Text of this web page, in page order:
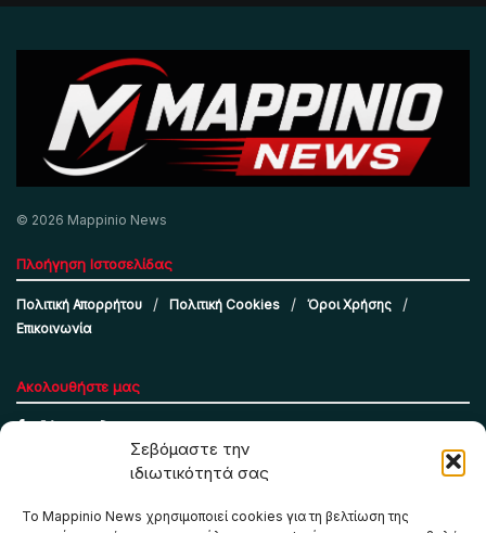
Σεβόμαστε την
ιδιωτικότητά σας
Το Mappinio News χρησιμοποιεί cookies για τη βελτίωση της
© 2026 Mappinio News
Πλοήγηση Ιστοσελίδας
Πολιτική Απορρήτου Πολιτική Cookies
Όροι Χρήσης
Επικοινωνία
Ακολουθήστε μας